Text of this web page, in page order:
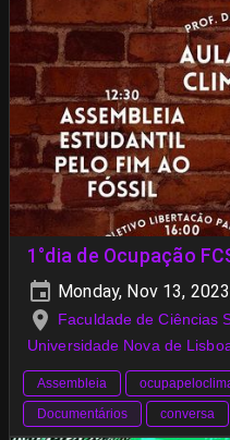
1°dia de Ocupação
Monday, Nov 13,
Faculdade de Ciências
Universidade Nova de
Assembleia
Documentários
conversa